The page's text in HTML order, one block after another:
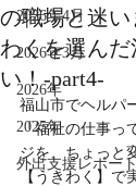
2026年4月
2026年3月
2026年
2025年
外出支援レポー
の職場と迷い
わくを選ん
い！-part4-
福山市でヘルパ
「福祉の仕事っ
ジを、ちょっと
【うきわく】で